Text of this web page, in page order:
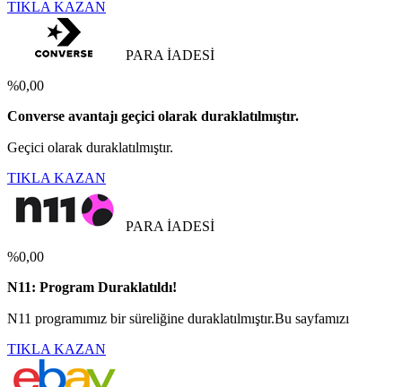
TIKLA KAZAN
PARA İADESİ
%0,00
Converse avantajı geçici olarak duraklatılmıştır.
Geçici olarak duraklatılmıştır.
TIKLA KAZAN
PARA İADESİ
%0,00
N11: Program Duraklatıldı!
N11 programımız bir süreliğine duraklatılmıştır.Bu sayfamızı
TIKLA KAZAN